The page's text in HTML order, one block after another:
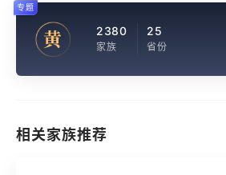
黄 2380
家族
25
省份
专题
相关家族推荐